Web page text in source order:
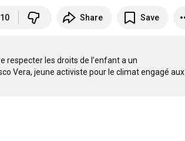
10 Share Save
respecter les droits de l’enfant a un
Vera, jeune activiste pour le climat engagé aux